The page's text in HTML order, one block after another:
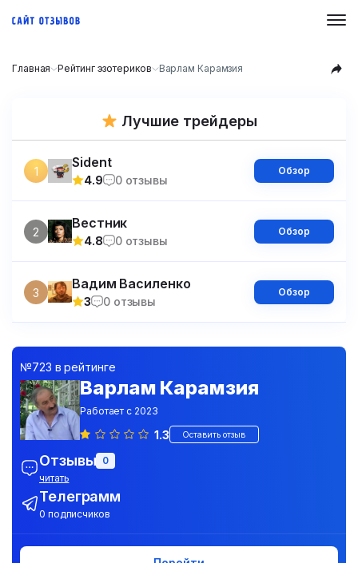
Главная Рейтинг эзотериков Варлам Карамзия
Лучшие трейдеры
1
Sident
4.9 0 отзывы
Обзор
2
Вестник
4.8 0 отзывы
Обзор
3
Вадим Василенко
3 0 отзывы
Обзор
№723 в рейтинге
Варлам Карамзия
Работает с 2023
1.3 Оставить отзыв
Отзывы 0
читать
Телеграмм
0 подписчиков